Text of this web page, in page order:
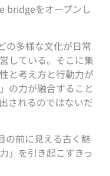
bridgeをオープンし
の多様な文化が日常
している。そこに集
と考え方と行動力が
の力が融合すること
されるのではないだ
の前に見える古く魅
」を引き起こすきっ